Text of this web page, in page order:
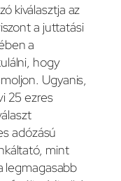
kiválasztja az
a juttatási
a
hogy
Ugyanis,
25 ezres
adózású
mint
legmagasabb